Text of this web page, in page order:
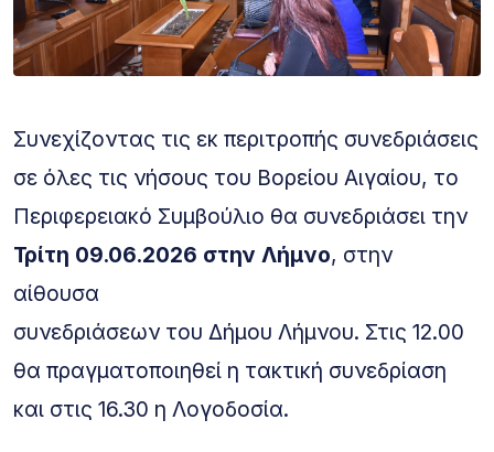
Συνεχίζοντας τις εκ περιτροπής συνεδριάσεις
σε όλες τις νήσους του Βορείου Αιγαίου, το
Περιφερειακό Συμβούλιο θα συνεδριάσει την
Τρίτη 09.06.2026 στην Λήμνο, στην
αίθουσα
συνεδριάσεων του Δήμου Λήμνου. Στις 12.00
θα πραγματοποιηθεί η τακτική συνεδρίαση
και στις 16.30 η Λογοδοσία.